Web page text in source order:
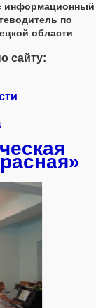
информационный
по
области
сайту: